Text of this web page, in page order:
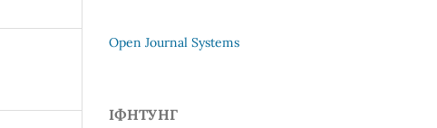
Open Journal Systems
ІФНТУНГ